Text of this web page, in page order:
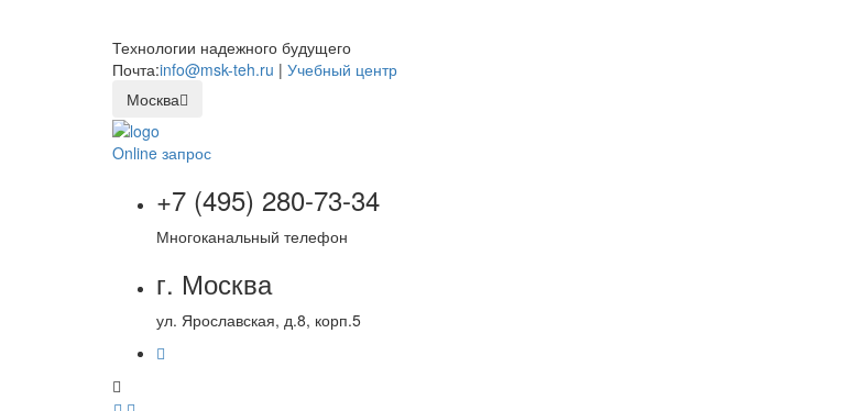
Технологии надежного будущего
Почта:info@msk-teh.ru | Учебный центр
Москва
Online запрос
+7 (495) 280-73-34
Многоканальный телефон
г. Москва
ул. Ярославская, д.8, корп.5